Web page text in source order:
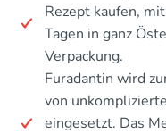
Rezept kaufen,
Tagen in ganz
Verpackung.
Furadantin wird
von
eingesetzt. Das